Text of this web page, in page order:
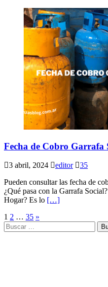
Fecha de Cobro Garrafa
3 abril, 2024 editor
35
Pueden consultar las fecha de
¿Qué pasa con la Garrafa
Hogar? Es lo […]
Paginación
de
1 2 … 35 »
Buscar: